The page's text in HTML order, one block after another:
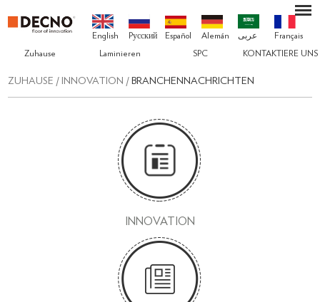
English Pусский Español Alemán عربى Français
Zuhause Laminieren SPC KONTAKTIERE UNS
ZUHAUSE / INNOVATION / BRANCHENNACHRICHTEN
INNOVATION